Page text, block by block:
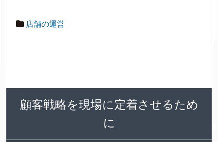
店舗の運営
顧客戦略を現場に定着させるため
に